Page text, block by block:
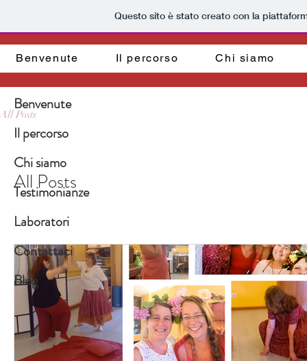
Questo sito è stato creato con la
Benvenute
Il percorso
Chi siamo
Testimonianze
Laboratori
Contattaci
Blog
Benvenute Il percorso Chi siamo
All Posts
All Posts